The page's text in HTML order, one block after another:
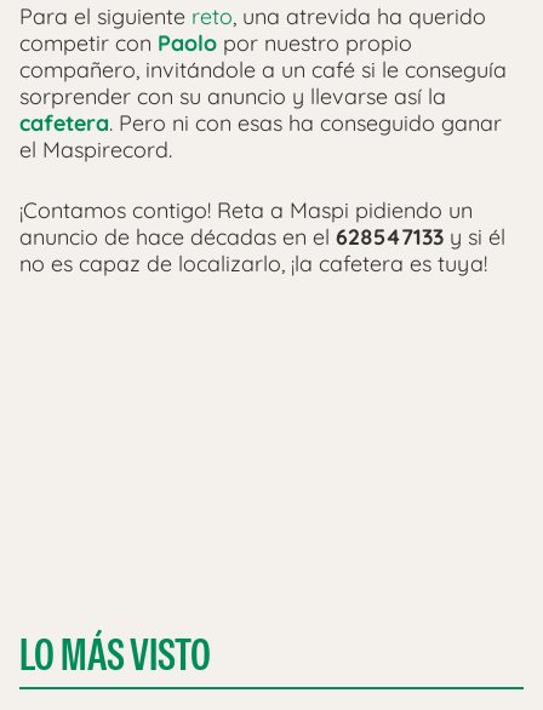
Para el siguiente reto, una atrevida ha querido
competir con Paolo por nuestro propio
compañero, invitándole a un café si le conseguía
sorprender con su anuncio y llevarse así la
cafetera. Pero ni con esas ha conseguido ganar
el Maspirecord.
¡Contamos contigo! Reta a Maspi pidiendo un
anuncio de hace décadas en el 628547133 y si él
no es capaz de localizarlo, ¡la cafetera es tuya!
LO MÁS VISTO